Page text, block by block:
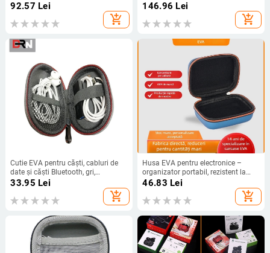
urechi, cu fermoar, protecție anti-
92.57 Lei
add_shopping_cart
146.96 Lei
add_shopping_cart
Cutie EVA pentru căști, cabluri de
date și căști Bluetooth, gri,
dimensiuni 11×8×3 cm
33.95 Lei
add_shopping_cart
Husa EVA pentru electronice –
organizator portabil, rezistent la
șocuri, pentru căști Bluetooth și
46.83 Lei
add_shopping_cart